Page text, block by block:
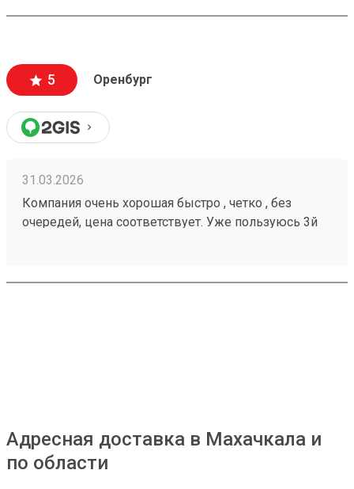
5 Оренбург
31.03.2026
Компания очень хорошая быстро , четко , без
очередей, цена соответствует. Уже пользуюсь 3й
Адресная доставка в Махачкала и
по области